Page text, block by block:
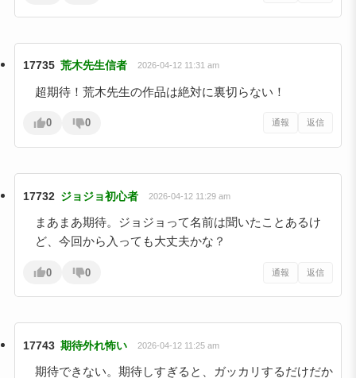
17735 荒木先生信者 2026-04-12 11:31 am
超期待！荒木先生の作品は絶対に裏切らない！
0 0 通報 返信
17732 ジョジョ初心者 2026-04-12 11:29 am
まあまあ期待。ジョジョって名前は聞いたことあるけ
ど、今回から入っても大丈夫かな？
0 0 通報 返信
17743 期待外れ怖い 2026-04-12 11:25 am
期待できない。期待しすぎると、ガッカリするだけだか